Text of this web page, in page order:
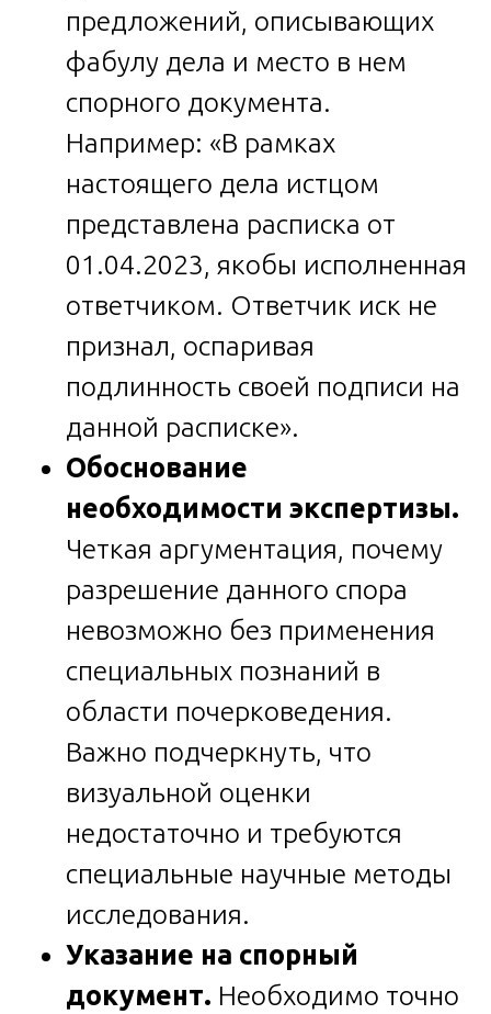
предложений, описывающих
фабулу дела и место в нем
спорного документа.
Например: «В рамках
настоящего дела истцом
представлена расписка от
01.04.2023, якобы исполненная
ответчиком. Ответчик иск не
признал, оспаривая
подлинность своей подписи на
данной расписке».
Обоснование
необходимости экспертизы.
Четкая аргументация, почему
разрешение данного спора
невозможно без применения
специальных познаний в
области почерковедения.
Важно подчеркнуть, что
визуальной оценки
недостаточно и требуются
специальные научные методы
исследования.
Указание на спорный
документ. Необходимо точно